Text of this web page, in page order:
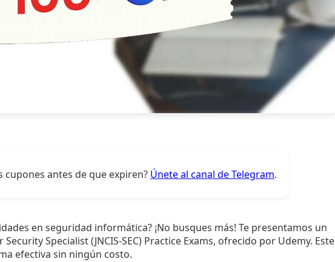
cupones antes de que expiren? Únete al canal de Telegram.
en seguridad informática? ¡No busques más! Te presentamos un
Specialist (JNCIS-SEC) Practice Exams, ofrecido por Udemy. Este
efectiva sin ningún costo.